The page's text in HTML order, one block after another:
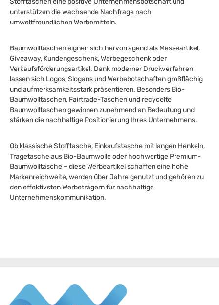
Stofftaschen eine positive Unternehmensbotschaft und
unterstützen die wachsende Nachfrage nach
umweltfreundlichen Werbemitteln.
Baumwolltaschen eignen sich hervorragend als Messeartikel,
Giveaway, Kundengeschenk, Werbegeschenk oder
Verkaufsförderungsartikel. Dank moderner Druckverfahren
lassen sich Logos, Slogans und Werbebotschaften großflächig
und aufmerksamkeitsstark präsentieren. Besonders Bio-
Baumwolltaschen, Fairtrade-Taschen und recycelte
Baumwolltaschen gewinnen zunehmend an Bedeutung und
stärken die nachhaltige Positionierung Ihres Unternehmens.
Ob klassische Stofftasche, Einkaufstasche mit langen Henkeln,
Tragetasche aus Bio-Baumwolle oder hochwertige Premium-
Baumwolltasche – diese Werbeartikel schaffen eine hohe
Markenreichweite, werden über Jahre genutzt und gehören zu
den effektivsten Werbeträgern für nachhaltige
Unternehmenskommunikation.